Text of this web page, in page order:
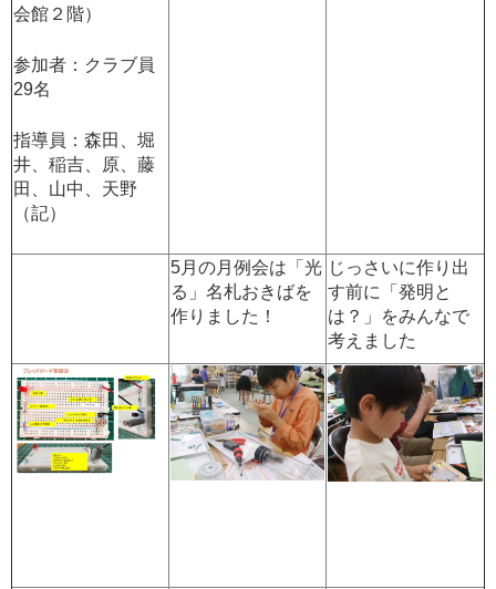
会館２階）
参加者：クラブ員
29名
指導員：森田、堀
井、稲吉、原、藤
田、山中、天野
（記）
5月の月例会は「光
る」名札おきばを
作りました！
じっさいに作り出
す前に「発明と
は？」をみんなで
考えました